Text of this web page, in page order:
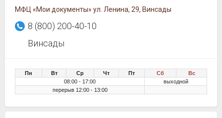
МФЦ «Мои документы» ул. Ленина, 29, Винсады
8 (800) 200-40-10
Винсады
Пн Вт Ср Чт Пт Сб
Вс
08:00 - 17:00
выходной
перерыв 12:00 - 13:00